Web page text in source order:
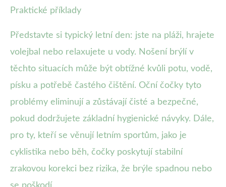
Praktické příklady
Představte si typický letní den: jste na pláži, hrajete
volejbal nebo relaxujete u vody. Nošení brýlí v
těchto situacích může být obtížné kvůli potu, vodě,
písku a potřebě častého čištění. Oční čočky tyto
problémy eliminují a zůstávají čisté a bezpečné,
pokud dodržujete základní hygienické návyky. Dále,
pro ty, kteří se věnují letním sportům, jako je
cyklistika nebo běh, čočky poskytují stabilní
zrakovou korekci bez rizika, že brýle spadnou nebo